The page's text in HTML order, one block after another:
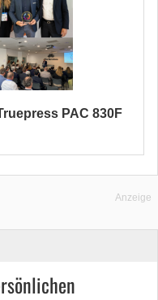
PAC 830F
Anzeige